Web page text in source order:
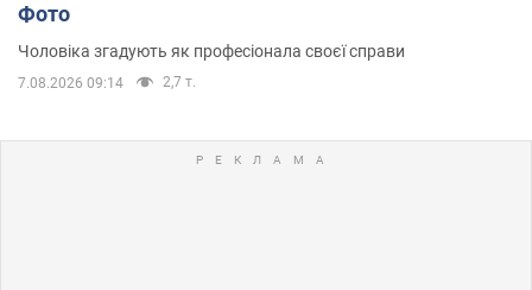
Фото
Чоловіка згадують як професіонала своєї справи
7.08.2026 09:14 2,7 т.